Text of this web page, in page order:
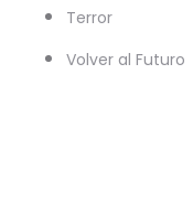
Terror
Volver al Futuro